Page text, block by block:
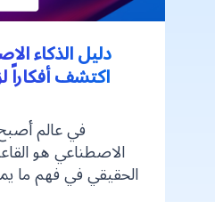
دليل الذكاء
اكتشف أفكاراً
في عالم أصبح
الاصطناعي هو
الحقيقي في فهم ما